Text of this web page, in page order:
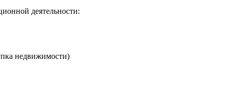
деятельности:
недвижимости)